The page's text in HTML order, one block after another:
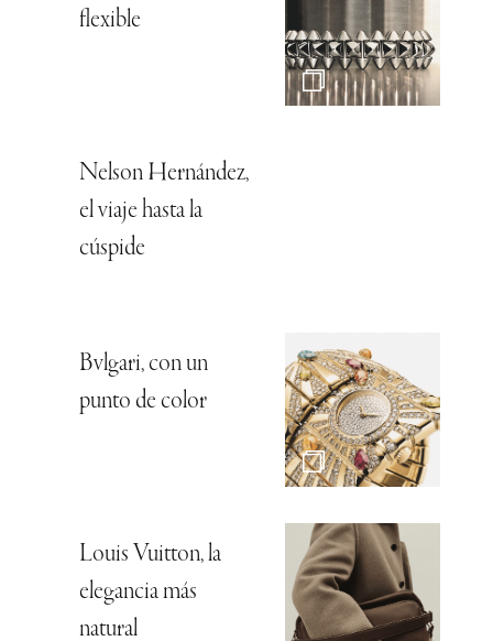
flexible
Nelson Hernández,
el viaje hasta la
cúspide
Bvlgari, con un
punto de color
Louis Vuitton, la
elegancia más
natural